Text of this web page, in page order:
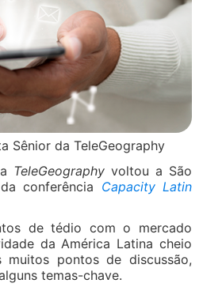
Sênior da TeleGeography
TeleGeography voltou a São
conferência Capacity Latin
de tédio com o mercado
da América Latina cheio
pontos de discussão,
temas-chave.